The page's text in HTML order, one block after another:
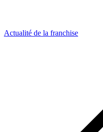
Actualité de la franchise